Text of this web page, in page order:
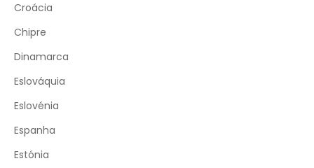
Croácia
Chipre
Dinamarca
Eslováquia
Eslovénia
Espanha
Estónia